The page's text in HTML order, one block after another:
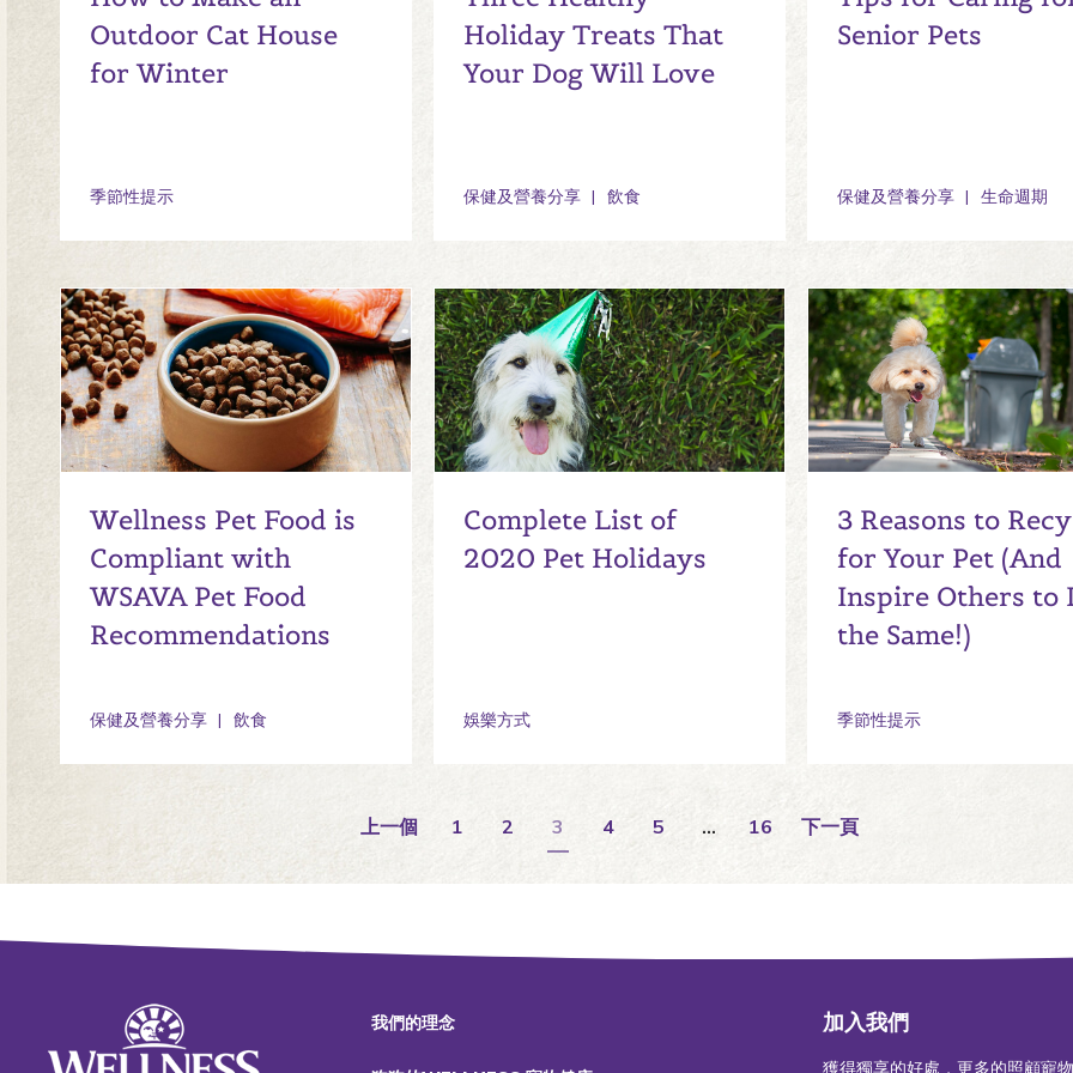
Outdoor Cat House
for Winter
季節性提示
Holiday Treats That
Your Dog Will Love
保健及營養分享 飲食
Senior Pets
保健及營養分享 生命週期
Wellness Pet Food is
Compliant with
WSAVA Pet Food
Recommendations
保健及營養分享 飲食
Complete List of
2020 Pet Holidays
娛樂方式
3 Reasons to
for Your Pet (And
Inspire Others to
the Same!)
季節性提示
上一個 1 2 3 4 5 … 16 下一頁
我們的理念 加入我們
獲得獨享的好處，更多的照顧寵